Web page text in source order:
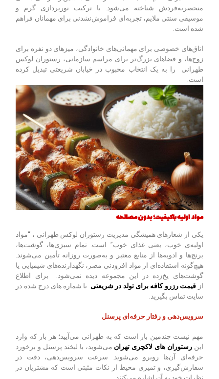
منحصربه‌فردش شناخته می‌شود. با ترکیب نورپردازی گرم و
موسیقی سنتی ملایم، تجربه‌ای فراموش‌نشدنی برای مهمانان فراهم
شده است.
اتاق‌های خصوصی برای مهمانی‌های خانوادگی، میزهای دو نفره برای
زوج‌ها، و فضاهای بزرگ‌تر برای مراسم سازمانی، رستوران لوکس
طهرانی را به یک انتخاب محبوب در خیابان شریعتی تبدیل کرده
است.
مواد اولیه باکیفیت؛ بدون مصالحه
یکی از شعارهای همیشگی مدیریت رستوران لوکس طهرانی ، “مواد
اولیه‌ی خوب، یعنی غذای خوب” است. تمام سبزی‌ها، گوشت‌ها،
برنج‌ها و ادویه‌ها از منابع معتبر و به‌صورت روزانه تأمین می‌شوند.
هیچ‌گونه استفاده‌ای از مواد افزودنی مضر، نگهدارنده‌های شیمیایی یا
گوشت‌های یخ‌زده در این مجموعه دیده نمی‌شود. برای اطلاع
از قیمت رزرو کافه برای تولد در شریعتی با شماره های درج شده در
سایت تماس بگیرید.
سرویس‌دهی و رفتار حرفه‌ای پرسنل
مهم نیست چندمین بار است که به طهرانی می‌آیید؛ هر بار که وارد
اینرستوران های لاکچری تهران می‌شوید، با لبخند پرسنل و برخورد
حرفه‌ای آن‌ها روبرو می‌شوید. سرعت سرویس‌دهی، دقت در
سفارش‌گیری، و تمیزی محیط از نکات مثبتی است که مشتریان در